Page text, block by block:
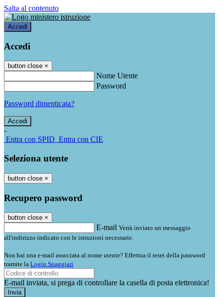
Salta al contenuto
Accedi
Accedi
button close ×
Nome Utente
Password
Password dimenticata?
-
Entra con SPID Entra con CIE
Seleziona utente
button close ×
Recupero password
button close ×
E-mail Verrà inviato un messaggio
all'indirizzo indicato con le istruzioni necessarie.
Non hai una e-mail associata al nome utente? Effettua il reset della password
tramite la Login Spaggiari
E-mail inviata, si prega di controllare la casella di posta elettronica!